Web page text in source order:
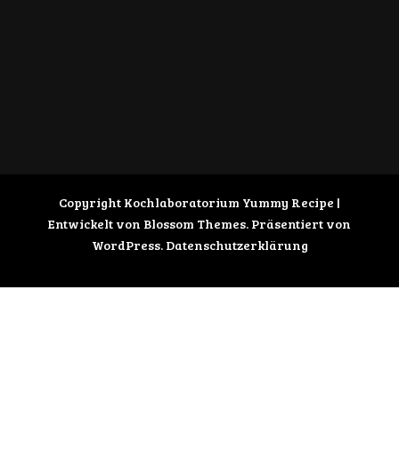
Copyright Kochlaboratorium Yummy Recipe |
Entwickelt von Blossom Themes. Präsentiert von
WordPress. Datenschutzerklärung